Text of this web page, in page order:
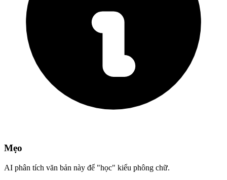
Mẹo
AI phân tích văn bản này để "học" kiểu phông chữ.